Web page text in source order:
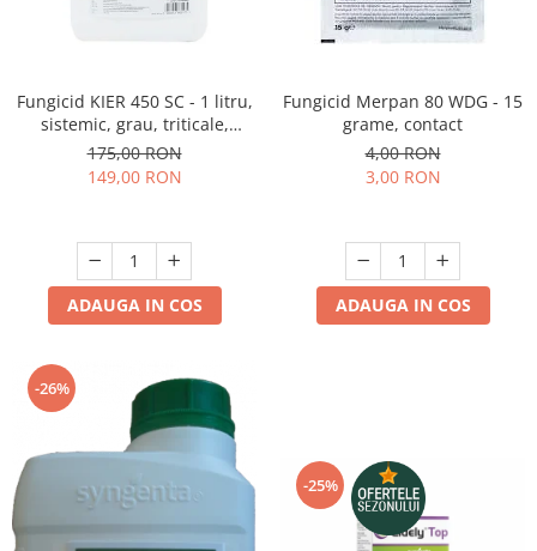
Fungicid KIER 450 SC - 1 litru,
sistemic, grau, triticale,
secara, sfecla de zahar, orz
175,00 RON
149,00 RON
ADAUGA IN COS
Fungicid Merpan 80 WDG - 15
grame, contact
4,00 RON
3,00 RON
ADAUGA IN COS
-26%
-25%